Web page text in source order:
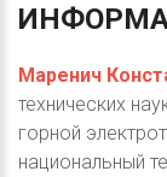
Маренич
технических
горной
национальный